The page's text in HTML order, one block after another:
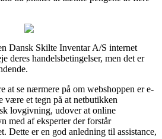
Dansk Skilte Inventar A/S internet
deres handelsbetingelser, men det er
at se nærmere på om webshoppen er e-
være et tegn på at netbutikken
lovgivning, udover at online
med af eksperter der forstår
Dette er en god anledning til assistance,